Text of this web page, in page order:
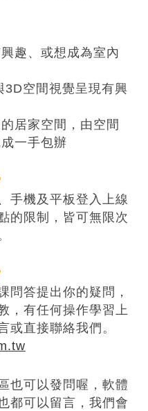
趣、或想成為室內
3D空間視覺呈現有興
居家空間，由空間
一手包辦
手機及平板登入上線
的限制，皆可無限次
問答提出你的疑問，
，有任何操作學習上
或直接聯絡我們。
也可以發問喔，軟體
都可以留言，我們會